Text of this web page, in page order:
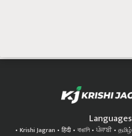
Languages
Krishi Jagran हिंदी বাঙালি ਪੰਜਾਬੀ தமிழ்